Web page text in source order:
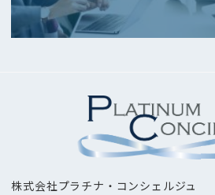
株式会社プラチナ・コンシェルジュ